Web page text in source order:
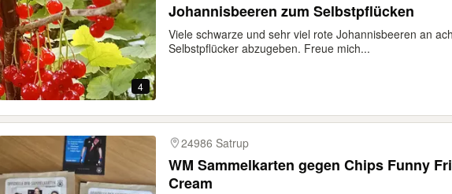
4
Johannisbeeren zum Selbstpflücken
Viele schwarze und sehr viel rote Johannisbeeren an
Selbstpflücker abzugeben. Freue mich...
24986 Satrup
WM Sammelkarten gegen Chips Funny
Cream